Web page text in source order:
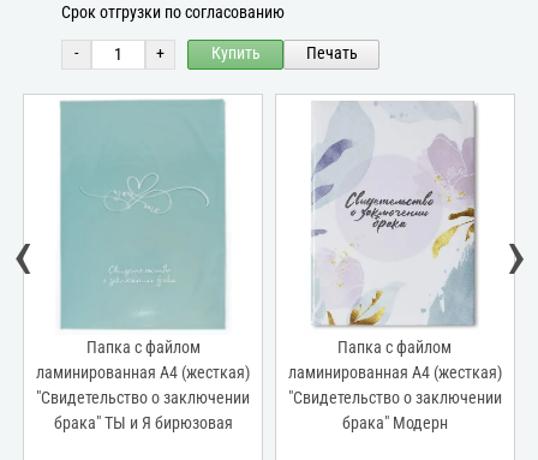
Срок отгрузки по согласованию
- + Купить Печать
Папка с файлом
ламинированная А4 (жесткая)
"Свидетельство о заключении
брака" Модерн
Папка с файлом
ламинированная А4 (жесткая)
"Свидетельство о заключении
браке" Бесконечность
‹ ›